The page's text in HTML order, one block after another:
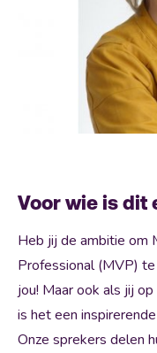
Voor wie is dit
Heb jij de ambitie om
Professional (MVP)
jou! Maar ook als jij
is het een
Onze sprekers delen